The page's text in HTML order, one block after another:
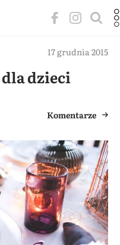
17 grudnia 2015
dzieci
Komentarze